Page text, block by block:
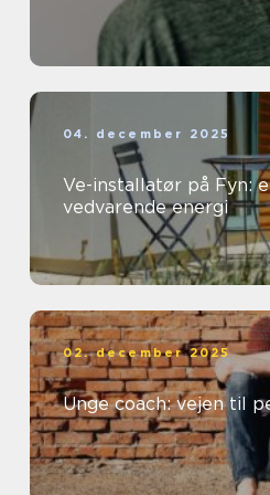
04. december 2025
Ve-installatør på Fyn:
vedvarende energi
02. december 2025
Unge coach: vejen til